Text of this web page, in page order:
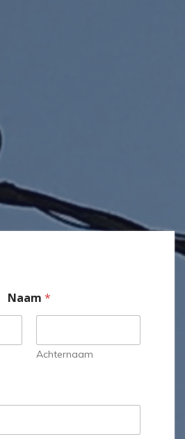
Naam *
Achternaam